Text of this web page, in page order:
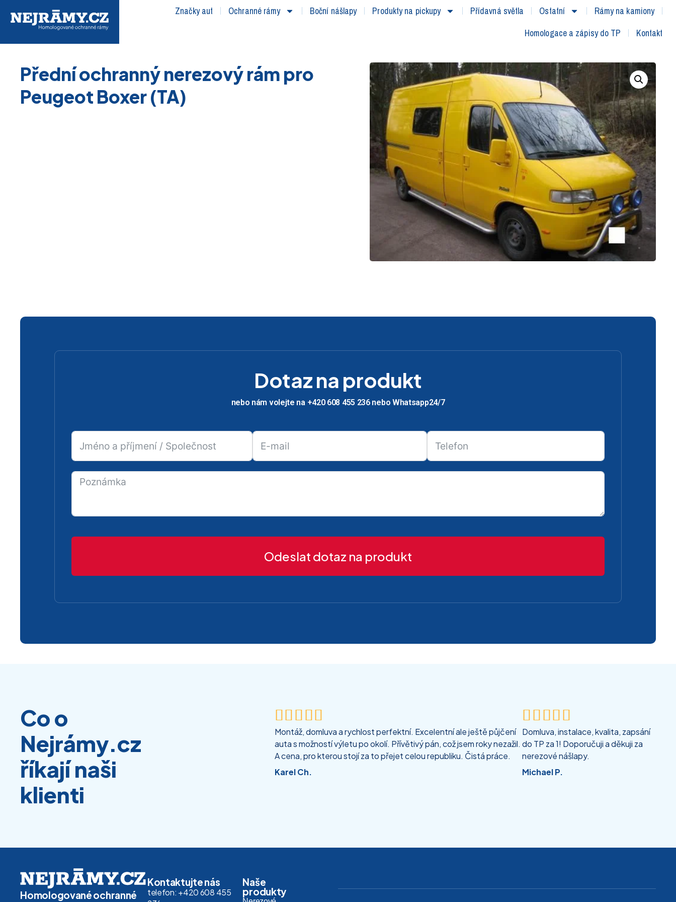
Značky aut Ochranné rámy Boční nášlapy Produkty na pickupy Přídavná světla Ostatní
Rámy na kamiony
Homologace a zápisy do TP
Kontakt
Přední ochranný nerezový rám pro
Peugeot Boxer (TA)
Dotaz na produkt
nebo nám volejte na +420 608 455 236 nebo Whatsapp24/7
Odeslat dotaz na produkt
Co o
Nejrámy.cz
říkají naši
klienti

Montáž, domluva a rychlost perfektní. Excelentní ale ještě půjčení
auta s možností výletu po okolí. Přívětivý pán, což jsem roky nezažil.
A cena, pro kterou stojí za to přejet celou republiku. Čistá práce.
Karel Ch.

Domluva, instalace, kvalita, zapsání
do TP za 1! Doporučuji a děkuji za
nerezové nášlapy.
Michael P.
Homologované ochranné
Kontaktujte nás
telefon: +420 608 455
Naše
produkty